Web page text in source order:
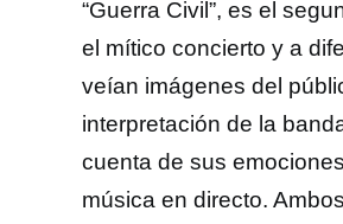
“Guerra Civil”, es el
el mítico concierto y a
veían imágenes del
interpretación de la
cuenta de sus
música en directo.